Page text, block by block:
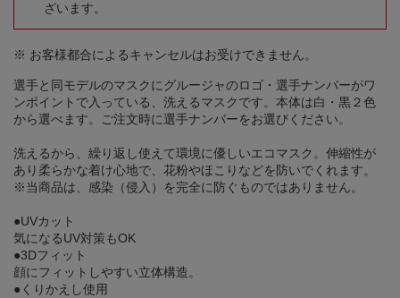
ざいます。
※ お客様都合によるキャンセルはお受けできません。
選手と同モデルのマスクにグルージャのロゴ・選手ナンバーがワ
ンポイントで入っている、洗えるマスクです。本体は白・黒２色
から選べます。ご注文時に選手ナンバーをお選びください。
洗えるから、繰り返し使えて環境に優しいエコマスク。伸縮性が
あり柔らかな着け心地で、花粉やほこりなどを防いでくれます。
※当商品は、感染（侵入）を完全に防ぐものではありません。
●UVカット
気になるUV対策もOK
●3Dフィット
顔にフィットしやすい立体構造。
●くりかえし使用